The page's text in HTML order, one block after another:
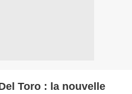
Toro : la nouvelle